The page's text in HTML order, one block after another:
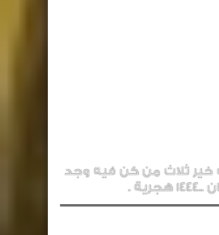
خير ثلاث من كن فيه وجد
.